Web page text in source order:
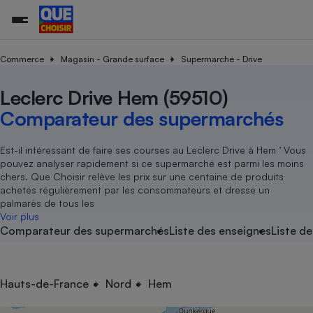
Commerce Magasin - Grande surface Supermarché - Drive
Leclerc Drive Hem (59510)
Comparateur des supermarchés
Est-il intéressant de faire ses courses au Leclerc Drive à Hem ’ Vous
pouvez analyser rapidement si ce supermarché est parmi les moins
chers. Que Choisir relève les prix sur une centaine de produits
achetés régulièrement par les consommateurs et dresse un
palmarès de tous les
Voir plus
Comparateur des supermarchésListe des enseignesListe
Hauts-de-France Nord Hem
Magasin - Grande surface
Méthode de vente -
Organismes de défense
Système judiciairegratuit
Déchet
Achat - Vente - Travaux
Location
Sport
électrique
Démarche administrative
Senior
Service marchand
Train
Transport aérien
Toutes les actualités
Enquêtes
Guides d'achat
Conseils
Brèves
Tous les services
Soumettre un litige
Lettres types
Rencontrer une association locale
Tous nos combats
Nos actions
Nos grandes victoires
Les billets de la présidente
Nos associations locales
Nous rejoindre
En savoir plus sur Que Choisir Ensemble
L’association
Nos missions
Notre méthodologie
Notre financement
Nos partenaires
Nous rejoindre